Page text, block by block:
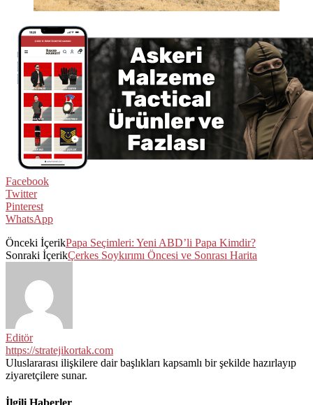
Facebook
Twitter
Pinterest
WhatsApp
Önceki İçerikPapa Seçimleri: Yeni ABD’li Papa Kimdir?
Sonraki İçerikÇerkes Soykırımı Öncesi ve Sonrası Harita
Editör
https://stratejikortak.com
Uluslararası ilişkilere dair başlıkları kapsamlı bir şekilde hazırlayıp
ziyaretçilere sunar.